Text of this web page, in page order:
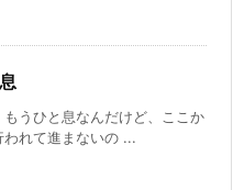
うひと息なんだけど、ここか
われて進まないの ...